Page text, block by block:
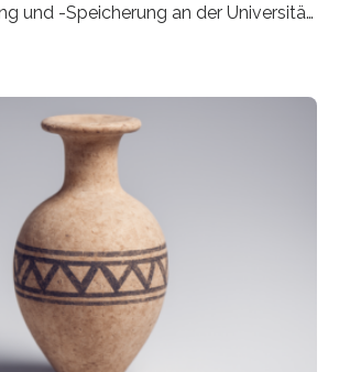
und -Speicherung an der Universität
gilt als wichtige Maßnahme zur
auch das Fangen und
aus der Luft.
hat auch die aktuelle
in ihrem Koalitionsvertrag die
CO2-Abscheidungs- und
als Ziel ausgegeben.
sogenannte Direct Air Capture (DAC)
als „vielversprechende
um Negativemissionen zu heben“.